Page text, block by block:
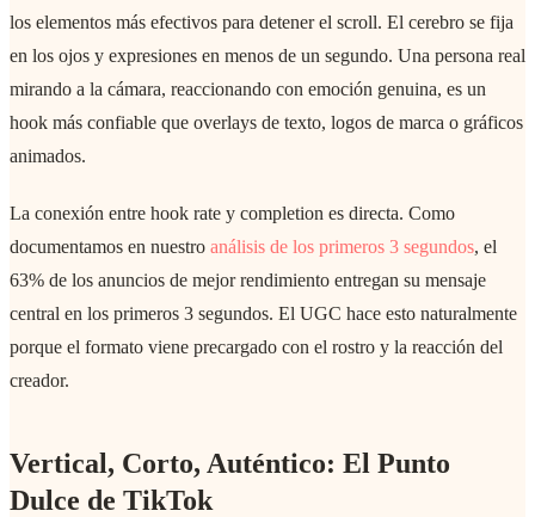
los elementos más efectivos para detener el scroll. El cerebro se fija
en los ojos y expresiones en menos de un segundo. Una persona real
mirando a la cámara, reaccionando con emoción genuina, es un
hook más confiable que overlays de texto, logos de marca o gráficos
animados.
La conexión entre hook rate y completion es directa. Como
documentamos en nuestro análisis de los primeros 3 segundos, el
63% de los anuncios de mejor rendimiento entregan su mensaje
central en los primeros 3 segundos. El UGC hace esto naturalmente
porque el formato viene precargado con el rostro y la reacción del
creador.
Vertical, Corto, Auténtico: El Punto
Dulce de TikTok